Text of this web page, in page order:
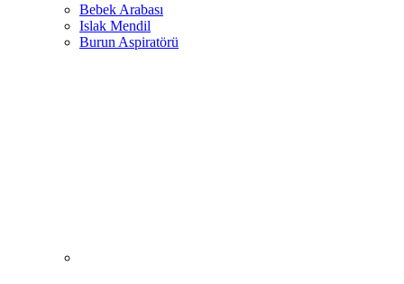
Bebek Arabası
Islak Mendil
Burun Aspiratörü